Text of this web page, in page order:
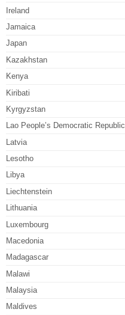
Ireland
Jamaica
Japan
Kazakhstan
Kenya
Kiribati
Kyrgyzstan
Lao People’s Democratic Republic
Latvia
Lesotho
Libya
Liechtenstein
Lithuania
Luxembourg
Macedonia
Madagascar
Malawi
Malaysia
Maldives